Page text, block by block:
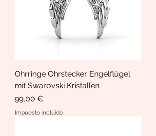
Ohrringe Ohrstecker Engelflügel
mit Swarovski Kristallen
Precio
99,00 €
Impuesto incluido